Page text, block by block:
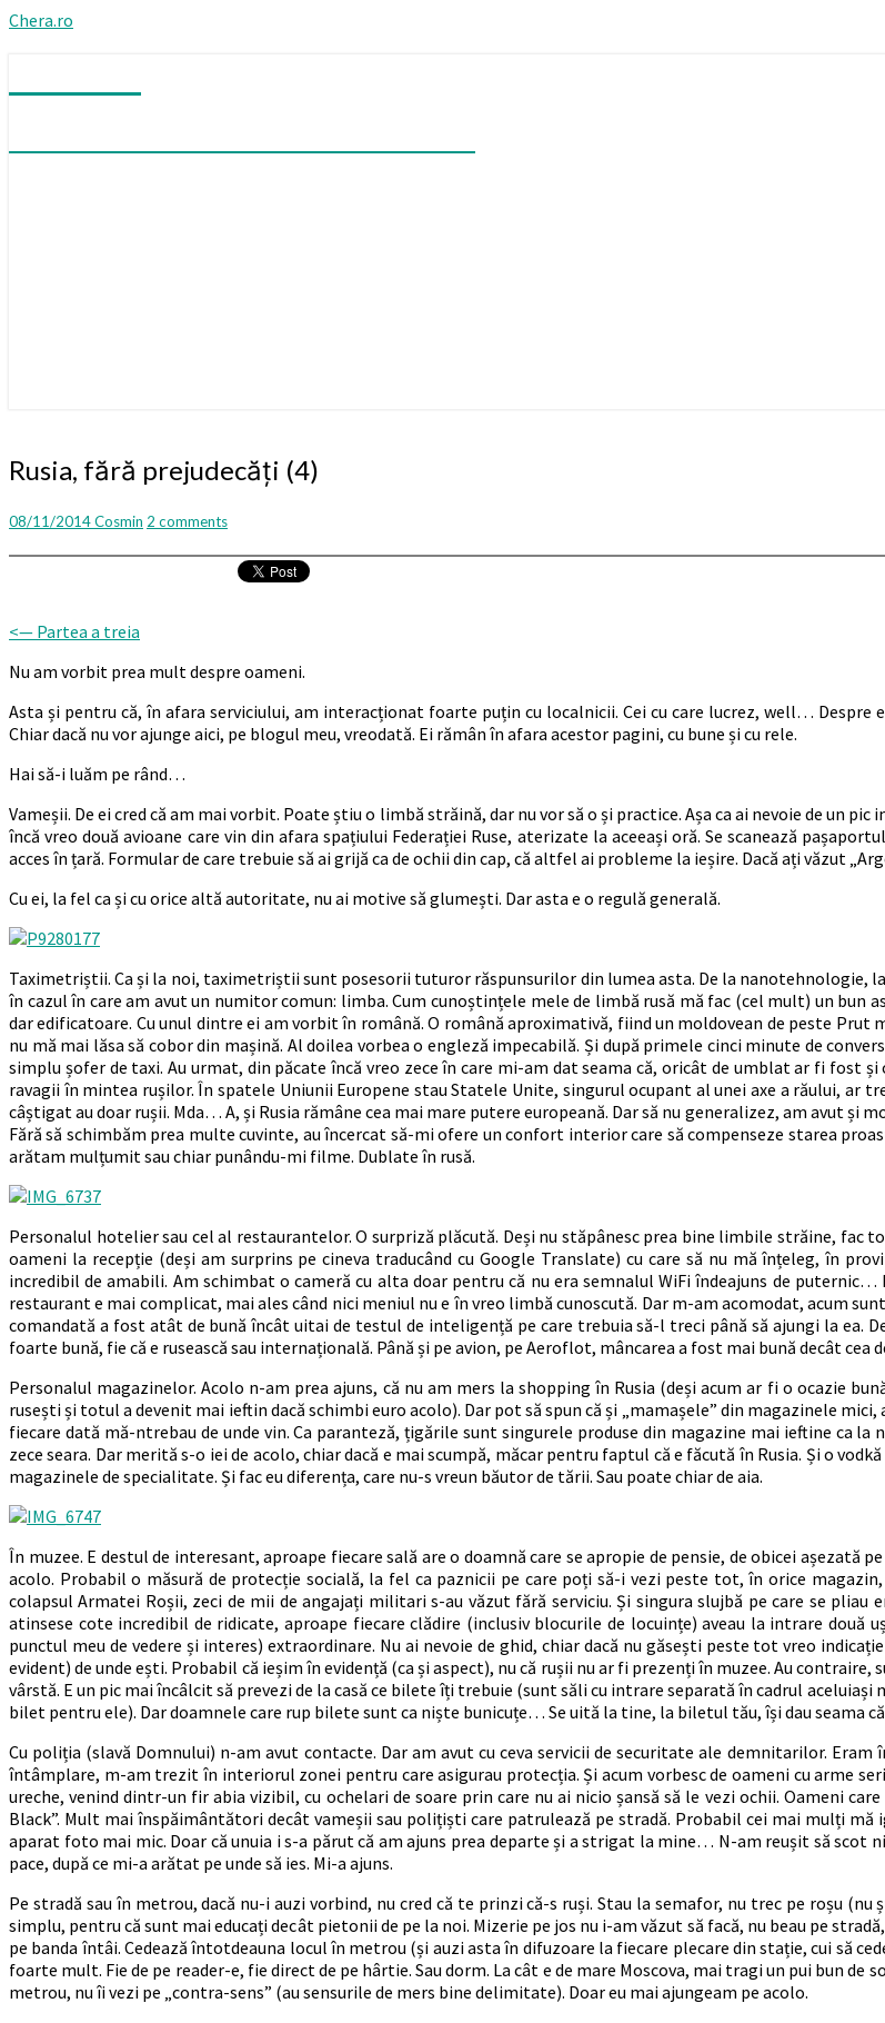
Chera.ro
Rusia,
fără
(4)
Rusia, fără prejudecăți (4)
08/11/2014Cosmin Comments
2 comments
<— Partea a treia
Nu am vorbit prea mult despre oameni.
Asta și pentru că, în afara serviciului, am interacționat foarte puțin cu localnicii. Cei cu care lucrez, well… Despre
Chiar dacă nu vor ajunge aici, pe blogul meu, vreodată. Ei rămân în afara acestor pagini, cu bune și cu rele.
Hai să-i luăm pe rând…
Vameșii. De ei cred că am mai vorbit. Poate știu o limbă străină, dar nu vor să o și practice. Așa ca ai nevoie de un
încă vreo două avioane care vin din afara spațiului Federației Ruse, aterizate la aceeași oră. Se scanează
acces în țară. Formular de care trebuie să ai grijă ca de ochii din cap, că altfel ai probleme la ieșire. Dacă ați văzut
Cu ei, la fel ca și cu orice altă autoritate, nu ai motive să glumești. Dar asta e o regulă generală.
Taximetriștii. Ca și la noi, taximetriștii sunt posesorii tuturor răspunsurilor din lumea asta. De la
în cazul în care am avut un numitor comun: limba. Cum cunoștințele mele de limbă rusă mă fac (cel mult) un
dar edificatoare. Cu unul dintre ei am vorbit în română. O română aproximativă, fiind un moldovean de peste Prut
nu mă mai lăsa să cobor din mașină. Al doilea vorbea o engleză impecabilă. Și după primele cinci minute de
simplu șofer de taxi. Au urmat, din păcate încă vreo zece în care mi-am dat seama că, oricât de umblat ar fi fost
ravagii în mintea rușilor. În spatele Uniunii Europene stau Statele Unite, singurul ocupant al unei axe a răului, ar
câștigat au doar rușii. Mda… A, și Rusia rămâne cea mai mare putere europeană. Dar să nu generalizez, am avut și
Fără să schimbăm prea multe cuvinte, au încercat să-mi ofere un confort interior care să compenseze starea
arătam mulțumit sau chiar punându-mi filme. Dublate în rusă.
Personalul hotelier sau cel al restaurantelor. O surpriză plăcută. Deși nu stăpânesc prea bine limbile străine, fac
oameni la recepție (deși am surprins pe cineva traducând cu Google Translate) cu care să nu mă înțeleg, în
incredibil de amabili. Am schimbat o cameră cu alta doar pentru că nu era semnalul WiFi îndeajuns de
restaurant e mai complicat, mai ales când nici meniul nu e în vreo limbă cunoscută. Dar m-am acomodat, acum
comandată a fost atât de bună încât uitai de testul de inteligență pe care trebuia să-l treci până să ajungi la ea.
foarte bună, fie că e rusească sau internațională. Până și pe avion, pe Aeroflot, mâncarea a fost mai bună decât cea
Personalul magazinelor. Acolo n-am prea ajuns, că nu am mers la shopping în Rusia (deși acum ar fi o ocazie
rusești și totul a devenit mai ieftin dacă schimbi euro acolo). Dar pot să spun că și „mamașele” din magazinele
fiecare dată mă-ntrebau de unde vin. Ca paranteză, țigările sunt singurele produse din magazine mai ieftine ca
zece seara. Dar merită s-o iei de acolo, chiar dacă e mai scumpă, măcar pentru faptul că e făcută în Rusia. Și o
magazinele de specialitate. Și fac eu diferența, care nu-s vreun băutor de tării. Sau poate chiar de aia.
În muzee. E destul de interesant, aproape fiecare sală are o doamnă care se apropie de pensie, de obicei
acolo. Probabil o măsură de protecție socială, la fel ca paznicii pe care poți să-i vezi peste tot, în orice
colapsul Armatei Roșii, zeci de mii de angajați militari s-au văzut fără serviciu. Și singura slujbă pe care se pliau
atinsese cote incredibil de ridicate, aproape fiecare clădire (inclusiv blocurile de locuințe) aveau la intrare două
punctul meu de vedere și interes) extraordinare. Nu ai nevoie de ghid, chiar dacă nu găsești peste tot vreo
evident) de unde ești. Probabil că ieșim în evidență (ca și aspect), nu că rușii nu ar fi prezenți în muzee. Au
vârstă. E un pic mai încâlcit să prevezi de la casă ce bilete îți trebuie (sunt săli cu intrare separată în cadrul aceluiași
bilet pentru ele). Dar doamnele care rup bilete sunt ca niște bunicuțe… Se uită la tine, la biletul tău, își dau seama
Cu poliția (slavă Domnului) n-am avut contacte. Dar am avut cu ceva servicii de securitate ale demnitarilor.
întâmplare, m-am trezit în interiorul zonei pentru care asigurau protecția. Și acum vorbesc de oameni cu arme
ureche, venind dintr-un fir abia vizibil, cu ochelari de soare prin care nu ai nicio șansă să le vezi ochii. Oameni
Black”. Mult mai înspăimântători decât vameșii sau polițiști care patrulează pe stradă. Probabil cei mai mulți mă
aparat foto mai mic. Doar că unuia i s-a părut că am ajuns prea departe și a strigat la mine… N-am reușit să
pace, după ce mi-a arătat pe unde să ies. Mi-a ajuns.
Pe stradă sau în metrou, dacă nu-i auzi vorbind, nu cred că te prinzi că-s ruși. Stau la semafor, nu trec pe roșu
simplu, pentru că sunt mai educați decât pietonii de pe la noi. Mizerie pe jos nu i-am văzut să facă, nu beau pe
pe banda întâi. Cedează întotdeauna locul în metrou (și auzi asta în difuzoare la fiecare plecare din stație, cui să
foarte mult. Fie de pe reader-e, fie direct de pe hârtie. Sau dorm. La cât e de mare Moscova, mai tragi un pui bun
metrou, nu îi vezi pe „contra-sens” (au sensurile de mers bine delimitate). Doar eu mai ajungeam pe acolo.